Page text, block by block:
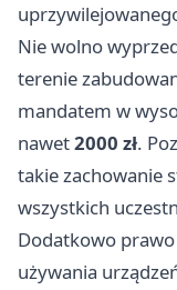
Nie wolno
terenie
mandatem w
nawet2000 zł.
takie zachowanie
wszystkich
Dodatkowo
używania